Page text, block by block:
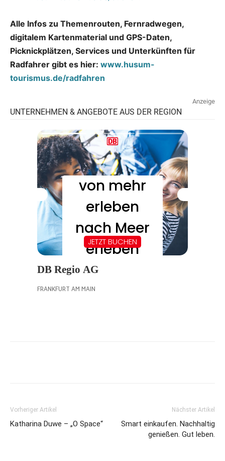
Alle Infos zu Themenrouten, Fernradwegen,
digitalem Kartenmaterial und GPS-Daten,
Picknickplätzen, Services und Unterkünften für
Radfahrer gibt es hier: www.husum-
tourismus.de/radfahren
Vorheriger Artikel
Katharina Duwe – „O Space“
Nächster Artikel
Smart einkaufen. Nachhaltig
genießen. Gut leben.